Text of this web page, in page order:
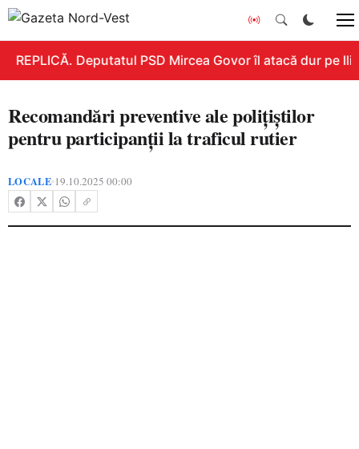
REPLICĂ. Deputatul PSD Mircea Govor îl atacă dur pe
Recomandări preventive ale polițiștilor
pentru participanții la traficul rutier
LOCALE•19.10.2025 00:00